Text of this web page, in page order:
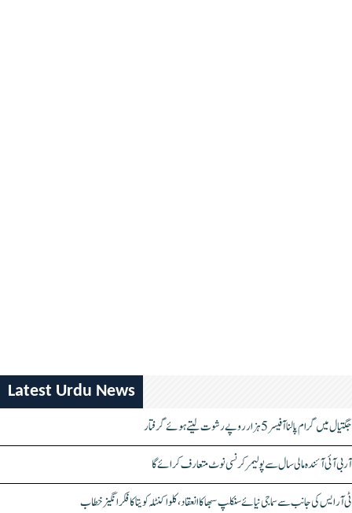
Latest Urdu News
جگتیال میں گرام پالنا آفیسر 5 ہزار روپے رشوت لیتے ہوئے گرفتار
آر بی آئی آئندہ مالی سال سے پولیمر کرنسی نوٹ متعارف کرائے گا
ٹی آر ایس کی جانب سے سماجی نیائے سنکلپ سبھا کا انعقاد، کلواکنٹلہ کویتا کا فکر انگیز خطاب